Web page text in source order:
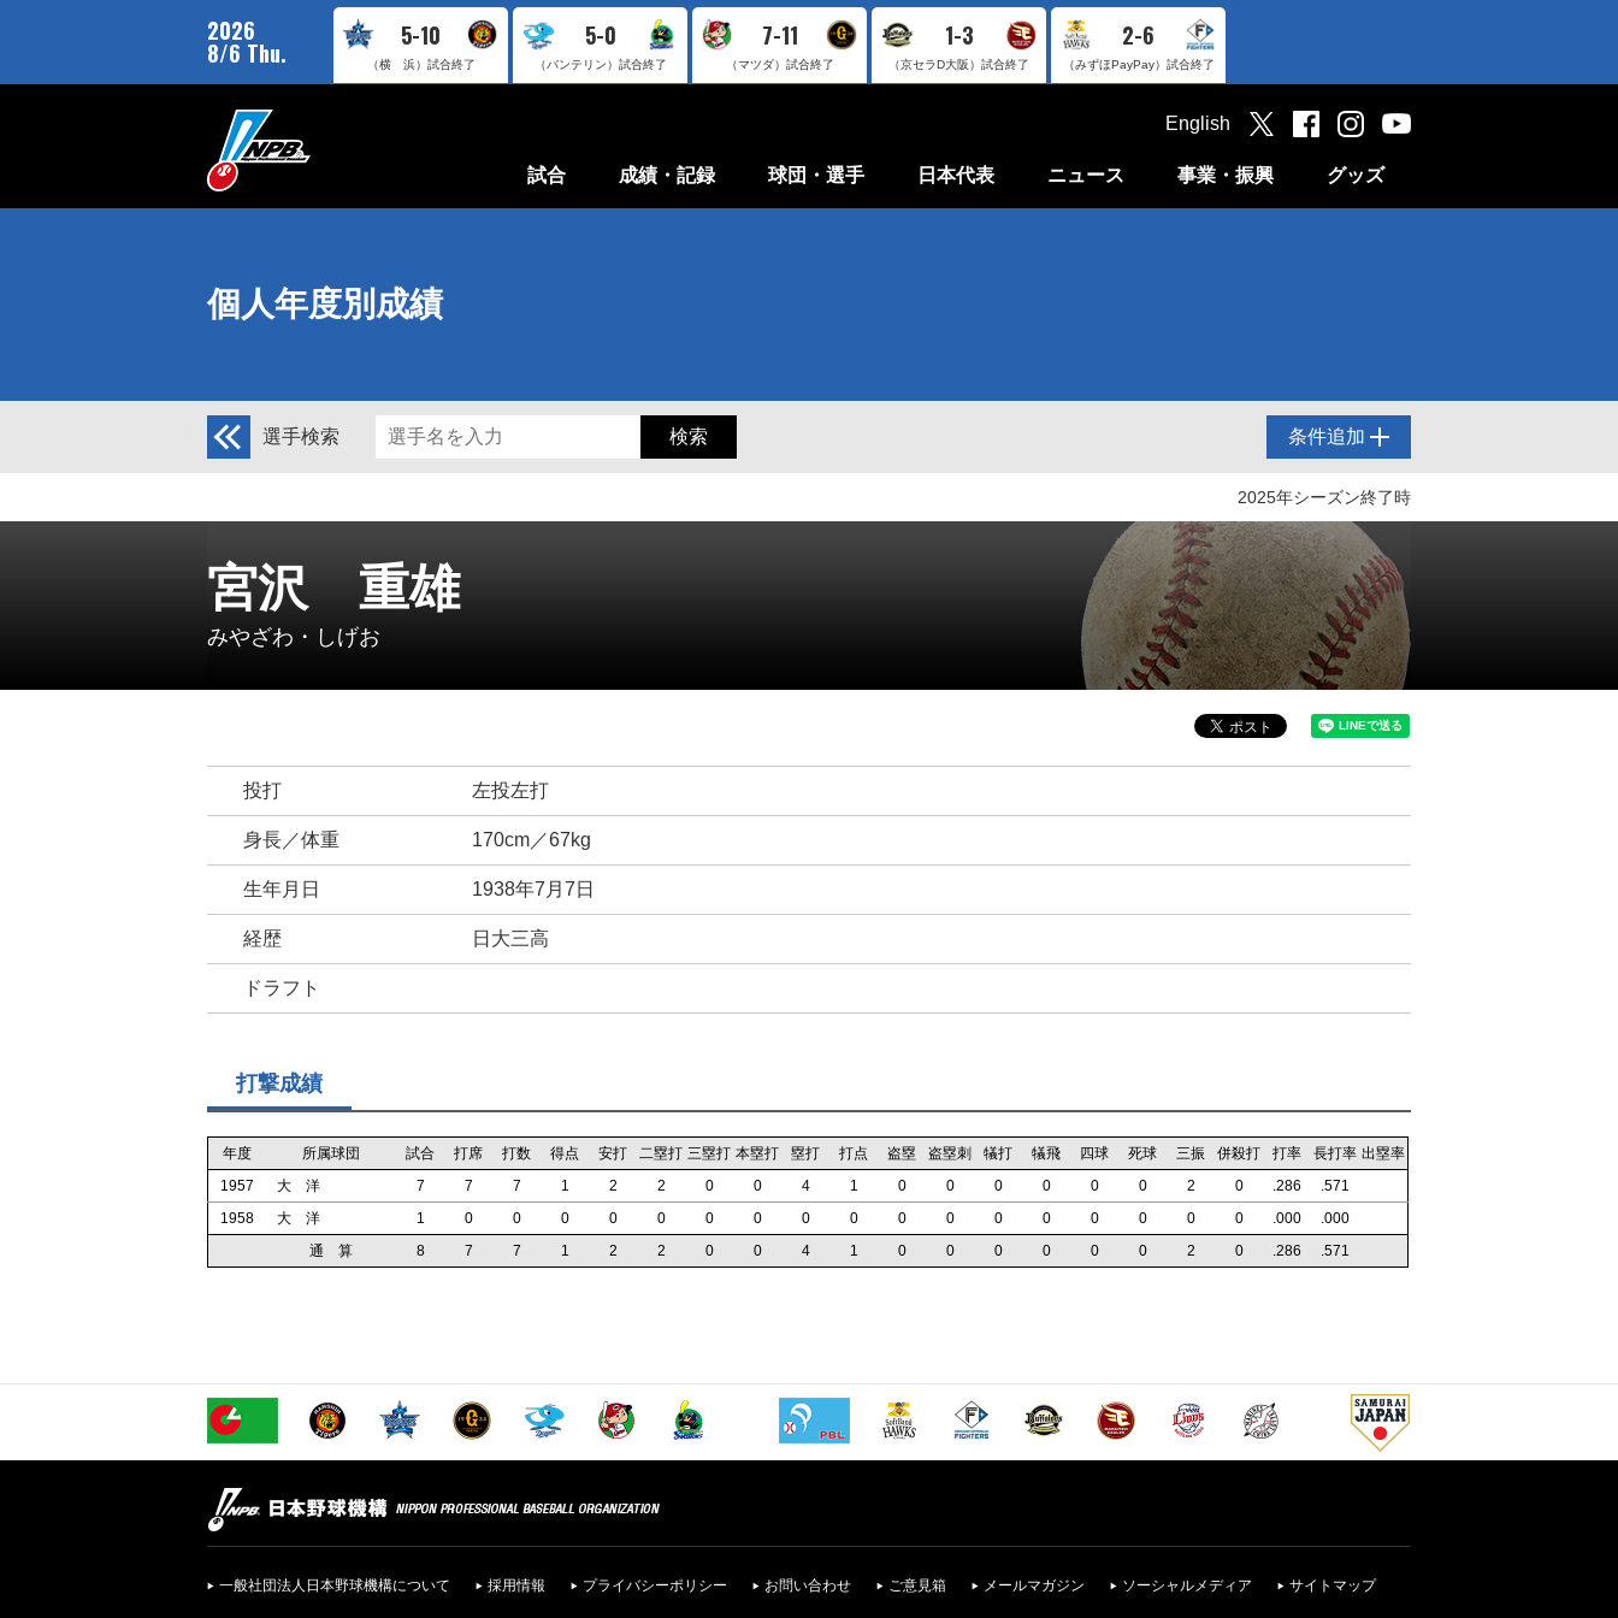
2026
8/6 Thu.
5-10
（横 浜） 試合終了
5-0
（バンテリン） 試合終了
7-11
（マツダ） 試合終了
1-3
（京セラD大阪） 試合終了
2-6
（みずほPayPay） 試合終了
試合 成績・記録 球団・選手 日本代表 ニュース 事業・振興 グッズ
English
個人年度別成績
選手検索 条件追加
2025年シーズン終了時
宮沢 重雄
みやざわ・しげお
投打 左投左打
身長／体重 170cm／67kg
生年月日 1938年7月7日
経歴 日大三高
ドラフト
打撃成績
年度 所属球団 試合 打席 打数 得点 安打 二塁打 三塁打 本塁打 塁打 打点 盗塁 盗塁刺 犠打 犠飛 四球 死球 三振 併殺打 打率 長打率 出塁率
1957
大 洋 7 7 7 1 2 2 0 0 4 1 0 0 0 0 0 0 2 0 .286
.571
1958
大 洋 1 0 0 0 0 0 0 0 0 0 0 0 0 0 0 0 0 0 .000
.000
通 算
8 7 7 1 2 2 0 0 4 1 0 0 0 0 0 0 2 0 .286 .571
一般社団法人日本野球機構について 採用情報 プライバシーポリシー お問い合わせ ご意見箱 メールマガジン ソーシャルメディア サイトマップ